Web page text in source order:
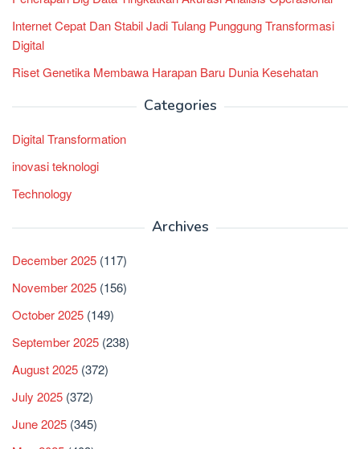
Internet Cepat Dan Stabil Jadi Tulang Punggung Transformasi
Digital
Riset Genetika Membawa Harapan Baru Dunia Kesehatan
Categories
Digital Transformation
inovasi teknologi
Technology
Archives
December 2025 (117)
November 2025 (156)
October 2025 (149)
September 2025 (238)
August 2025 (372)
July 2025 (372)
June 2025 (345)